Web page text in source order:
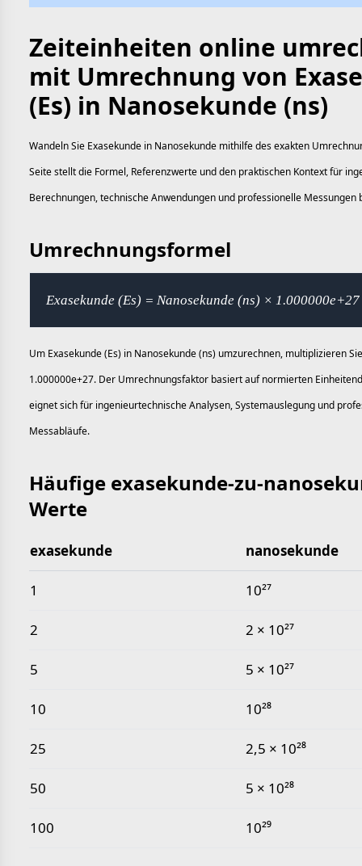
Zeiteinheiten online
mit Umrechnung von
(Es) in Nanosekunde (ns)
Wandeln Sie Exasekunde in Nanosekunde mithilfe des exakten
Seite stellt die Formel, Referenzwerte und den praktischen Kontext für
Berechnungen, technische Anwendungen und professionelle Messungen
Umrechnungsformel
Exasekunde (Es) = Nanosekunde (ns) × 1.000000e+27
Um Exasekunde (Es) in Nanosekunde (ns) umzurechnen, multiplizieren
1.000000e+27. Der Umrechnungsfaktor basiert auf normierten
eignet sich für ingenieurtechnische Analysen, Systemauslegung und
Messabläufe.
Häufige exasekunde-zu-
Werte
Häufige exasekunde-zu-nanosekunde-Werte
exasekunde nanosekunde
1 10²⁷
2 2 × 10²⁷
5 5 × 10²⁷
10 10²⁸
25 2,5 × 10²⁸
50 5 × 10²⁸
100 10²⁹